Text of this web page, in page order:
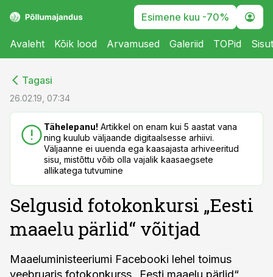
Esimene kuu -70%
Avaleht Kõik lood Arvamused Galeriid TOPid
Tagasi
26.02.19, 07:34
Tähelepanu! Artikkel on enam kui 5 aastat vana
ning kuulub väljaande digitaalsesse arhiivi.
Väljaanne ei uuenda ega kaasajasta arhiveeritud
sisu, mistõttu võib olla vajalik kaasaegsete
allikatega tutvumine
Selgusid fotokonkursi „Eesti
maaelu pärlid“ võitjad
Maaeluministeeriumi Facebooki lehel toimus
veebruaris fotokonkurss „Eesti maaelu pärlid“,